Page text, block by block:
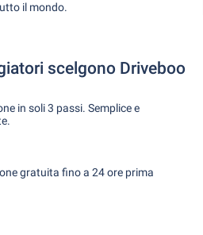
il mondo.
scelgono Driveboo
in soli 3 passi. Semplice e
gratuita fino a 24 ore prima